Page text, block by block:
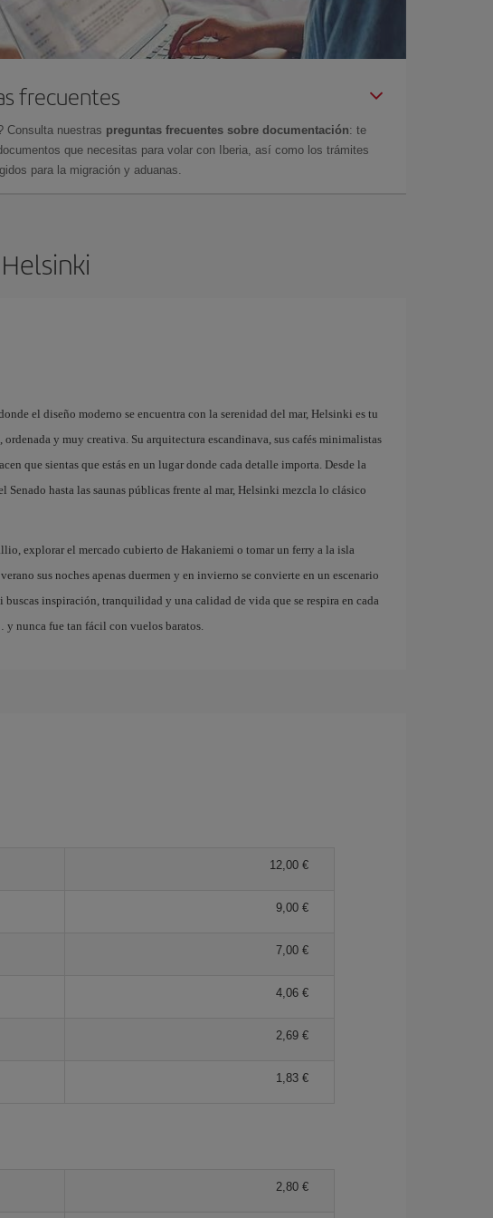
frecuentes
Consulta nuestras preguntas frecuentes sobre documentación: te
que necesitas para volar con Iberia, así como los trámites
para la migración y aduanas.
el diseño moderno se encuentra con la serenidad del mar, Helsinki es tu
y muy creativa. Su arquitectura escandinava, sus cafés minimalistas
que sientas que estás en un lugar donde cada detalle importa. Desde la
Senado hasta las saunas públicas frente al mar, Helsinki mezcla lo clásico
explorar el mercado cubierto de Hakaniemi o tomar un ferry a la isla
sus noches apenas duermen y en invierno se convierte en un escenario
inspiración, tranquilidad y una calidad de vida que se respira en cada
nunca fue tan fácil con vuelos baratos.
12,00 €
9,00 €
7,00 €
4,06 €
2,69 €
1,83 €
2,80 €